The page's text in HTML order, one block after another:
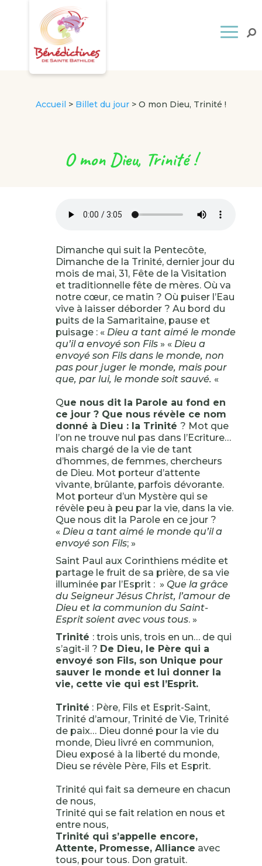
Accueil > Billet du jour> O mon Dieu, Trinité !
O mon Dieu, Trinité !
Dimanche qui suit la Pentecôte,
Dimanche de la Trinité, dernier jour du
mois de mai, 31, Fête de la Visitation
et traditionnelle fête de mères. Où va
notre cœur, ce matin ? Où puiser l’Eau
vive à laisser déborder ? Au bord du
puits de la Samaritaine, pause et
puisage : « Dieu a tant aimé le monde
qu’il a envoyé son Fils» « Dieu a
envoyé son Fils dans le monde, non
pas pour juger le monde, mais pour
que, par lui, le monde soit sauvé. «
Que nous dit la Parole au fond en
ce jour ? Que nous révèle ce nom
donné à Dieu : la Trinité ? Mot que
l’on ne trouve nul pas dans l’Ecriture…
mais chargé de la vie de tant
d’hommes, de femmes, chercheurs
de Dieu. Mot porteur d’attente
vivante, brûlante, parfois dévorante.
Mot porteur d’un Mystère qui se
révèle peu à peu par la vie, dans la vie.
Que nous dit la Parole en ce jour ?
« Dieu a tant aimé le monde qu’il a
envoyé son Fils; »
Saint Paul aux Corinthiens médite et
partage le fruit de sa prière, de sa vie
illuminée par l’Esprit : » Que la grâce
du Seigneur Jésus Christ, l’amour de
Dieu et la communion du Saint-
Esprit soient avec vous tous. »
Trinité : trois unis, trois en un… de qui
s’agit-il ? De Dieu, le Père qui a
envoyé son Fils, son Unique pour
sauver le monde et lui donner la
vie, cette vie qui est l’Esprit.
Trinité : Père, Fils et Esprit-Saint,
Trinité d’amour, Trinité de Vie, Trinité
de paix… Dieu donné pour la vie du
monde, Dieu livré en communion,
Dieu exposé à la liberté du monde,
Dieu se révèle Père, Fils et Esprit.
Trinité qui fait sa demeure en chacun
de nous,
Trinité qui se fait relation en nous et
entre nous,
Trinité qui s’appelle encore,
Attente, Promesse, Alliance avec
tous, pour tous. Don gratuit.